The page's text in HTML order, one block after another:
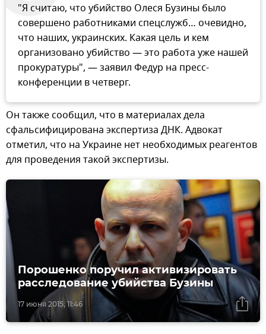
"Я считаю, что убийство Олеся Бузины было
совершено работниками спецслужб… очевидно,
что наших, украинских. Какая цель и кем
организовано убийство — это работа уже нашей
прокуратуры", — заявил Федур на пресс-
конференции в четверг.
Он также сообщил, что в материалах дела
сфальсифицирована экспертиза ДНК. Адвокат
отметил, что на Украине нет необходимых реагентов
для проведения такой экспертизы.
17 июня 2015, 11:46
Порошенко поручил активизировать
расследование убийства Бузины